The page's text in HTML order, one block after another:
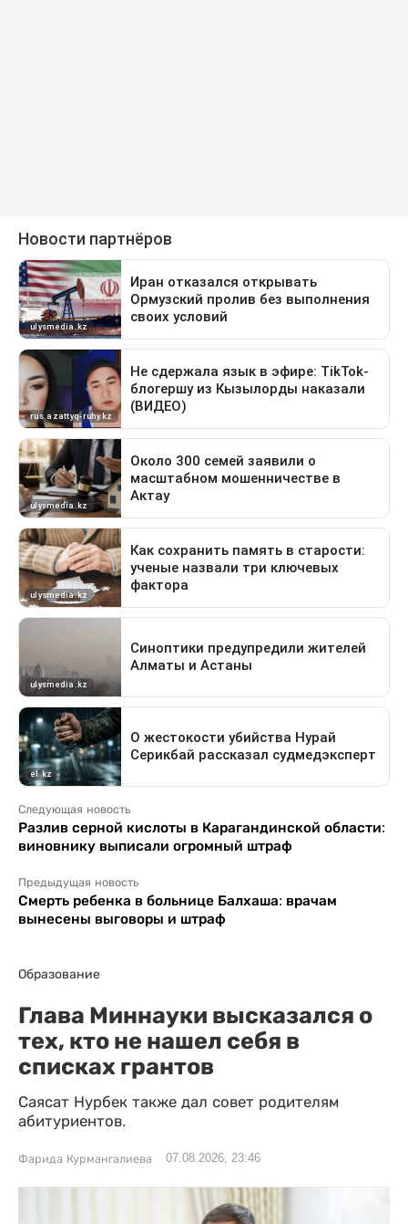
Следующая новость
Разлив серной кислоты в Карагандинской области:
виновнику выписали огромный штраф
Предыдущая новость
Смерть ребенка в больнице Балхаша: врачам
вынесены выговоры и штраф
Образование
Глава Миннауки высказался о
тех, кто не нашел себя в
списках грантов
Саясат Нурбек также дал совет родителям
абитуриентов.
Фарида Курмангалиева 07.08.2026, 23:46